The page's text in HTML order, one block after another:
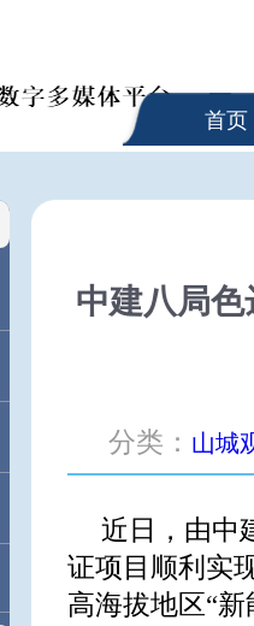
首页
中建八局
分类： 山城
近日，由中
证项目顺利实
高海拔地区“